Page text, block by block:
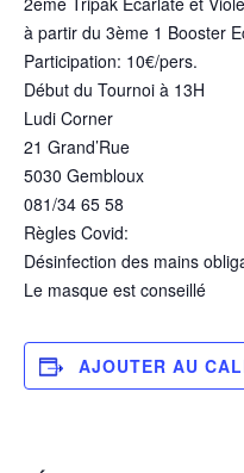
à partir du 3ème 1 Booster
Participation: 10€/pers.
Début du Tournoi à 13H
Ludi Corner
21 Grand’Rue
5030 Gembloux
081/34 65 58
Règles Covid:
Désinfection des mains
Le masque est conseillé
AJOUTER AU